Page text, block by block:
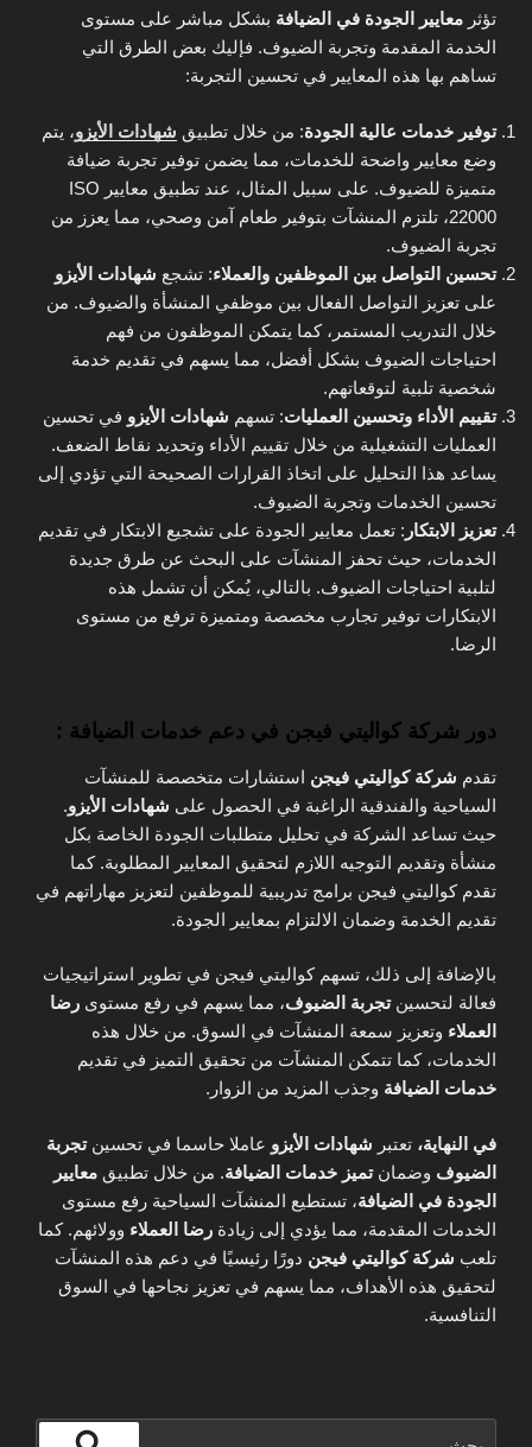
تؤثر معايير الجودة في الضيافة بشكل مباشر على مستوى
الخدمة المقدمة وتجربة الضيوف. فإليك بعض الطرق التي
تساهم بها هذه المعايير في تحسين التجربة:
توفير خدمات عالية الجودة: من خلال تطبيق شهادات الأيزو، يتم
وضع معايير واضحة للخدمات، مما يضمن توفير تجربة ضيافة
متميزة للضيوف. على سبيل المثال، عند تطبيق معايير ISO
22000، تلتزم المنشآت بتوفير طعام آمن وصحي، مما يعزز من
تجربة الضيوف.
تحسين التواصل بين الموظفين والعملاء: تشجع شهادات الأيزو
على تعزيز التواصل الفعال بين موظفي المنشأة والضيوف. من
خلال التدريب المستمر، كما يتمكن الموظفون من فهم
احتياجات الضيوف بشكل أفضل، مما يسهم في تقديم خدمة
شخصية تلبية لتوقعاتهم.
تقييم الأداء وتحسين العمليات: تسهم شهادات الأيزو في تحسين
العمليات التشغيلية من خلال تقييم الأداء وتحديد نقاط الضعف.
يساعد هذا التحليل على اتخاذ القرارات الصحيحة التي تؤدي إلى
تحسين الخدمات وتجربة الضيوف.
تعزيز الابتكار : تعمل معايير الجودة على تشجيع الابتكار في تقديم
الخدمات، حيث تحفز المنشآت على البحث عن طرق جديدة
لتلبية احتياجات الضيوف. بالتالي، يُمكن أن تشمل هذه
الابتكارات توفير تجارب مخصصة ومتميزة ترفع من مستوى
الرضا.
دور شركة كواليتي فيجن في دعم خدمات الضيافة :
تقدم شركة كواليتي فيجن استشارات متخصصة للمنشآت
السياحية والفندقية الراغبة في الحصول على شهادات الأيزو.
حيث تساعد الشركة في تحليل متطلبات الجودة الخاصة بكل
منشأة وتقديم التوجيه اللازم لتحقيق المعايير المطلوبة. كما
تقدم كواليتي فيجن برامج تدريبية للموظفين لتعزيز مهاراتهم في
تقديم الخدمة وضمان الالتزام بمعايير الجودة.
بالإضافة إلى ذلك، تسهم كواليتي فيجن في تطوير استراتيجيات
فعالة لتحسينتجربة الضيوف، مما يسهم في رفع مستوى رضا
العملاء وتعزيز سمعة المنشآت في السوق. من خلال هذه
الخدمات، كما تتمكن المنشآت من تحقيق التميز في تقديم
خدمات الضيافة وجذب المزيد من الزوار.
في النهاية، تعتبر شهادات الأيزو عاملا حاسما في تحسينتجربة
الضيوف وضمانتميز خدمات الضيافة. من خلال تطبيق معايير
الجودة في الضيافة، تستطيع المنشآت السياحية رفع مستوى
الخدمات المقدمة، مما يؤدي إلى زيادة رضا العملاء وولائهم. كما
تلعب شركة كواليتي فيجن دورًا رئيسيًا في دعم هذه المنشآت
لتحقيق هذه الأهداف، مما يسهم في تعزيز نجاحها في السوق
التنافسية.